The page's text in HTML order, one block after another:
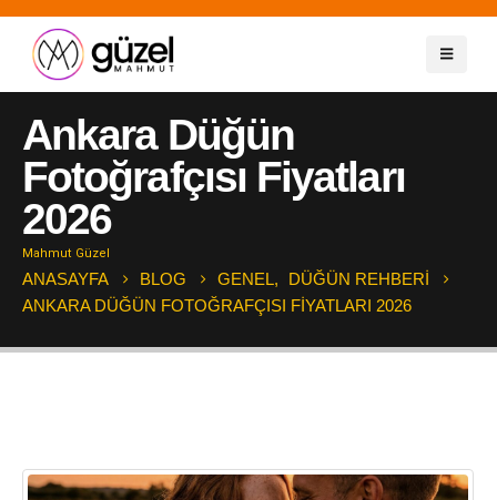
Ankara Düğün
Fotoğrafçısı Fiyatları
2026
Mahmut Güzel
ANASAYFA BLOG GENEL,
DÜĞÜN REHBERI
ANKARA DÜĞÜN FOTOĞRAFÇISI FIYATLARI 2026